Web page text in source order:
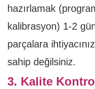
hazırlamak
kalibrasyon) 1-2
parçalara
sahip değilsiniz.
3. Kalite